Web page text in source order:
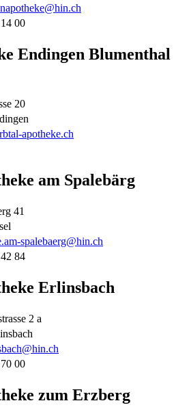
00
Endingen Blumenthal
20
apotheke.ch
am Spalebärg
41
spalebaerg@hin.ch
84
Erlinsbach
2 a
00
zum Erzberg